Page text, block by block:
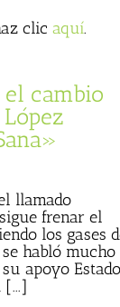
clic aquí.
cambio
llamado
frenar el
los gases
habló mucho
apoyo
[...]